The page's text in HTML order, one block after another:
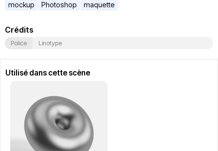
mockup
Photoshop maquette
Crédits
Police Linotype
Utilisé dans cette scène